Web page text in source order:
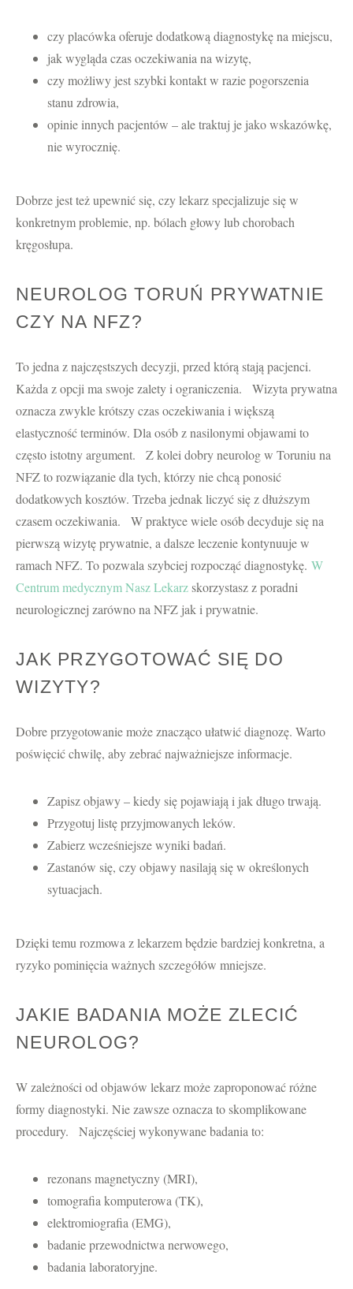
czy placówka oferuje dodatkową diagnostykę na miejscu,
jak wygląda czas oczekiwania na wizytę,
czy możliwy jest szybki kontakt w razie pogorszenia
stanu zdrowia,
opinie innych pacjentów – ale traktuj je jako wskazówkę,
nie wyrocznię.
Dobrze jest też upewnić się, czy lekarz specjalizuje się w
konkretnym problemie, np. bólach głowy lub chorobach
kręgosłupa.
NEUROLOG TORUŃ PRYWATNIE
CZY NA NFZ?
To jedna z najczęstszych decyzji, przed którą stają pacjenci.
Każda z opcji ma swoje zalety i ograniczenia. Wizyta prywatna
oznacza zwykle krótszy czas oczekiwania i większą
elastyczność terminów. Dla osób z nasilonymi objawami to
często istotny argument. Z kolei dobry neurolog w Toruniu na
NFZ to rozwiązanie dla tych, którzy nie chcą ponosić
dodatkowych kosztów. Trzeba jednak liczyć się z dłuższym
czasem oczekiwania. W praktyce wiele osób decyduje się na
pierwszą wizytę prywatnie, a dalsze leczenie kontynuuje w
ramach NFZ. To pozwala szybciej rozpocząć diagnostykę. W
Centrum medycznym Nasz Lekarzskorzystasz z poradni
neurologicznej zarówno na NFZ jak i prywatnie.
JAK PRZYGOTOWAĆ SIĘ DO
WIZYTY?
Dobre przygotowanie może znacząco ułatwić diagnozę. Warto
poświęcić chwilę, aby zebrać najważniejsze informacje.
Zapisz objawy – kiedy się pojawiają i jak długo trwają.
Przygotuj listę przyjmowanych leków.
Zabierz wcześniejsze wyniki badań.
Zastanów się, czy objawy nasilają się w określonych
sytuacjach.
Dzięki temu rozmowa z lekarzem będzie bardziej konkretna, a
ryzyko pominięcia ważnych szczegółów mniejsze.
JAKIE BADANIA MOŻE ZLECIĆ
NEUROLOG?
W zależności od objawów lekarz może zaproponować różne
formy diagnostyki. Nie zawsze oznacza to skomplikowane
procedury. Najczęściej wykonywane badania to:
rezonans magnetyczny (MRI),
tomografia komputerowa (TK),
elektromiografia (EMG),
badanie przewodnictwa nerwowego,
badania laboratoryjne.